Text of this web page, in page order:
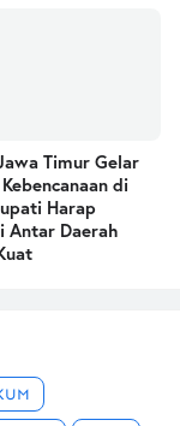
Timur Gelar
di
Harap
Antar Daerah